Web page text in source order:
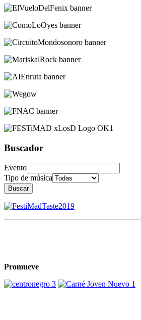
Buscador
Evento
Tipo de música
Buscar
Promueve